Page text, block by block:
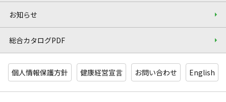
お知らせ
総合カタログPDF
個人情報保護方針 健康経営宣言 お問い合わせ English